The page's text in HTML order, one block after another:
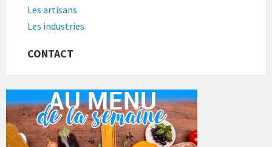
Les artisans
Les industries
CONTACT